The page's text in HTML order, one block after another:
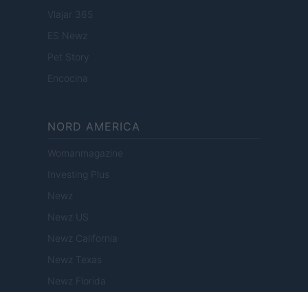
Viajar 365
ES Newz
Pet Story
Encocina
NORD AMERICA
Womanmagazine
Investing Plus
Newz
Newz US
Newz California
Newz Texas
Newz Florida